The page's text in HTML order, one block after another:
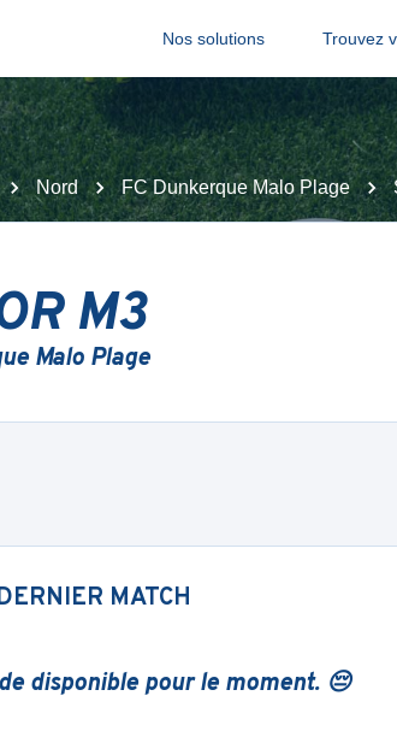
Nos solutions Trouvez
Nord FC Dunkerque Malo Plage
M3
Malo Plage
MATCH
disponible pour le moment. 😔